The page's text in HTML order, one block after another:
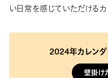
い日常を感じていただける
2024年カレン
壁掛け